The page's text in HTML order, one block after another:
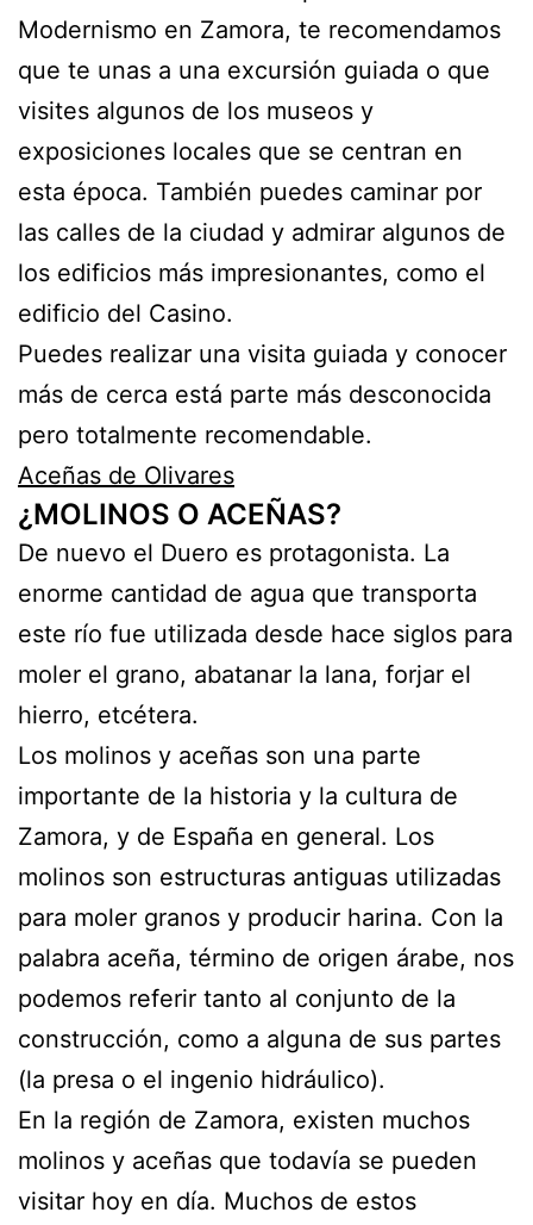
Modernismo en Zamora, te recomendamos
que te unas a una excursión guiada o que
visites algunos de los museos y
exposiciones locales que se centran en
esta época. También puedes caminar por
las calles de la ciudad y admirar algunos de
los edificios más impresionantes, como el
edificio del Casino.
Puedes realizar una visita guiada y conocer
más de cerca está parte más desconocida
pero totalmente recomendable.
Aceñas de Olivares
¿MOLINOS O ACEÑAS?
De nuevo el Duero es protagonista. La
enorme cantidad de agua que transporta
este río fue utilizada desde hace siglos para
moler el grano, abatanar la lana, forjar el
hierro, etcétera.
Los molinos y aceñas son una parte
importante de la historia y la cultura de
Zamora, y de España en general. Los
molinos son estructuras antiguas utilizadas
para moler granos y producir harina. Con la
palabra aceña, término de origen árabe, nos
podemos referir tanto al conjunto de la
construcción, como a alguna de sus partes
(la presa o el ingenio hidráulico).
En la región de Zamora, existen muchos
molinos y aceñas que todavía se pueden
visitar hoy en día. Muchos de estos